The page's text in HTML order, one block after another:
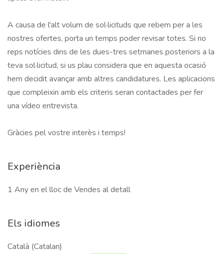
A causa de l'alt volum de sol·licituds que rebem per a les
nostres ofertes, porta un temps poder revisar totes. Si no
reps notícies dins de les dues-tres setmanes posteriors a la
teva sol·licitud, si us plau considera que en aquesta ocasió
hem decidit avançar amb altres candidatures. Les aplicacions
que compleixin amb els criteris seran contactades per fer
una vídeo entrevista.
Gràcies pel vostre interès i temps!
Experiència
1 Any en el lloc de Vendes al detall
Els idiomes
Català (Catalan)